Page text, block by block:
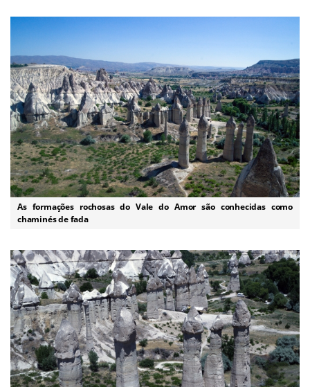
As formações rochosas do Vale do Amor são conhecidas como
chaminés de fada